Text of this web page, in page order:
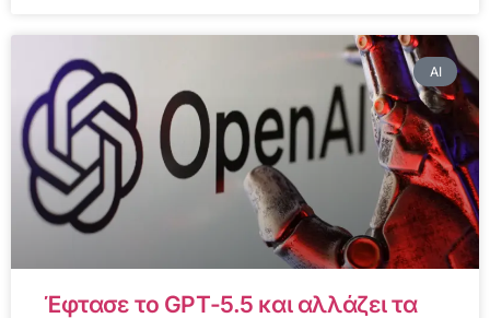
AI
Έφτασε το GPT-5.5 και αλλάζει τα